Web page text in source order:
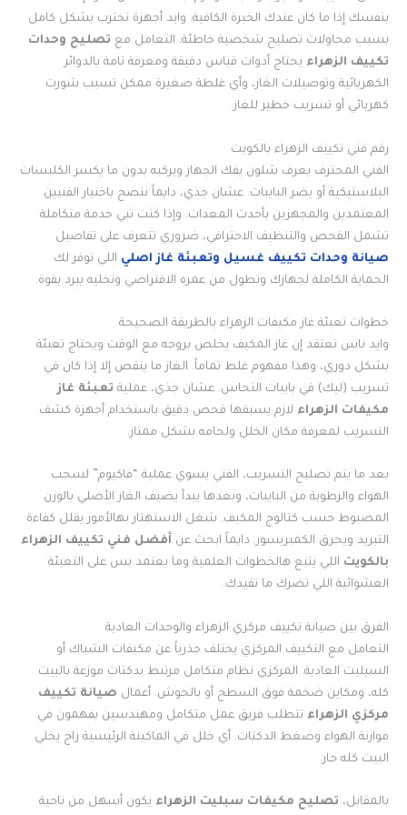
بنفسك إذا ما كان عندك الخبرة الكافية. وايد أجهزة تخترب بشكل كامل
بسبب محاولات تصليح شخصية خاطئة. التعامل مع تصليح وحدات
تكييف الزهراء يحتاج أدوات قياس دقيقة ومعرفة تامة بالدوائر
الكهربائية وتوصيلات الغاز، وأي غلطة صغيرة ممكن تسبب شورت
كهربائي أو تسريب خطير للغاز.
رقم فني تكييف الزهراء بالكويت
الفني المحترف يعرف شلون يفك الجهاز ويركبه بدون ما يكسر الكلبسات
البلاستيكية أو يضر البايبات. عشان جذي، دايماً ننصح باختيار الفنيين
المعتمدين والمجهزين بأحدث المعدات. وإذا كنت تبي خدمة متكاملة
تشمل الفحص والتنظيف الاحترافي، ضروري تتعرف على تفاصيل
صيانة وحدات تكييف غسيل وتعبئة غاز اصلي اللي توفر لك
الحماية الكاملة لجهازك وتطول من عمره الافتراضي وتخليه يبرد بقوة.
خطوات تعبئة غاز مكيفات الزهراء بالطريقة الصحيحة
وايد ناس تعتقد إن غاز المكيف يخلص بروحه مع الوقت ويحتاج تعبئة
بشكل دوري، وهذا مفهوم غلط تماماً. الغاز ما ينقص إلا إذا كان في
تسريب (ليك) في بايبات النحاس. عشان جذي، عملية تعبئة غاز
مكيفات الزهراء لازم يسبقها فحص دقيق باستخدام أجهزة كشف
التسريب لمعرفة مكان الخلل ولحامه بشكل ممتاز.
بعد ما يتم تصليح التسريب، الفني يسوي عملية “فاكيوم” لسحب
الهواء والرطوبة من البايبات، وبعدها يبدأ يضيف الغاز الأصلي بالوزن
المضبوط حسب كتالوج المكيف. شغل الاستهتار بهالأمور يقلل كفاءة
التبريد ويحرق الكمبريسور. دايماً ابحث عن أفضل فني تكييف الزهراء
بالكويت اللي يتبع هالخطوات العلمية وما يعتمد بس على التعبئة
العشوائية اللي تضرك ما تفيدك.
الفرق بين صيانة تكييف مركزي الزهراء والوحدات العادية
التعامل مع التكييف المركزي يختلف جذرياً عن مكيفات الشباك أو
السبليت العادية. المركزي نظام متكامل مرتبط بدكتات موزعة بالبيت
كله، ومكاين ضخمة فوق السطح أو بالحوش. أعمال صيانة تكييف
مركزي الزهراء تتطلب فريق عمل متكامل ومهندسين يفهمون في
موازنة الهواء وضغط الدكتات. أي خلل في الماكينة الرئيسية راح يخلي
البيت كله حار.
بالمقابل، تصليح مكيفات سبليت الزهراء يكون أسهل من ناحية